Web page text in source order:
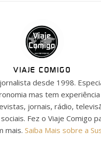
VIAJE COMIGO
desde 1998.
mas tem
jornais, rádio,
Fez o Viaje Comigo
mais. Saiba Mais sobre a